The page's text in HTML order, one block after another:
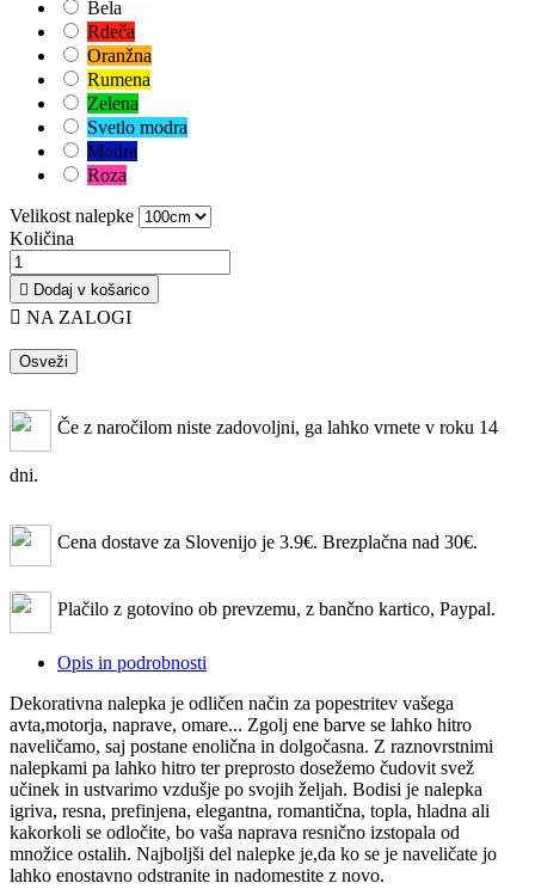
Bela
Rdeča
Oranžna
Rumena
Zelena
Svetlo modra
Modra
Roza
Velikost nalepke
Količina
 Dodaj v košarico
 NA ZALOGI
Če z naročilom niste zadovoljni, ga lahko vrnete v roku 14
dni.
Cena dostave za Slovenijo je 3.9€. Brezplačna nad 30€.
Plačilo z gotovino ob prevzemu, z bančno kartico, Paypal.
Opis in podrobnosti
Dekorativna nalepka je odličen način za popestritev vašega
avta,motorja, naprave, omare... Zgolj ene barve se lahko hitro
naveličamo, saj postane enolična in dolgočasna. Z raznovrstnimi
nalepkami pa lahko hitro ter preprosto dosežemo čudovit svež
učinek in ustvarimo vzdušje po svojih željah.​​ Bodisi je nalepka
igriva, resna, prefinjena, elegantna, romantična, topla, hladna ali
kakorkoli se odločite, bo vaša naprava resnično izstopala od
množice ostalih. Najboljši del nalepke je,da ko se je naveličate jo
lahko enostavno odstranite in nadomestite z novo.